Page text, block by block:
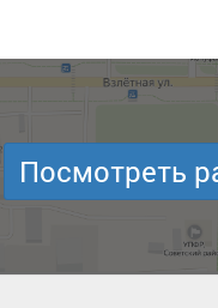
Посмотреть